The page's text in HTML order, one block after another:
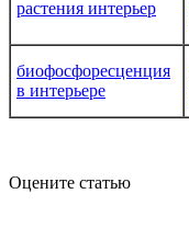
растения интерьер
биофосфоресценция
в интерьере
Оцените статью